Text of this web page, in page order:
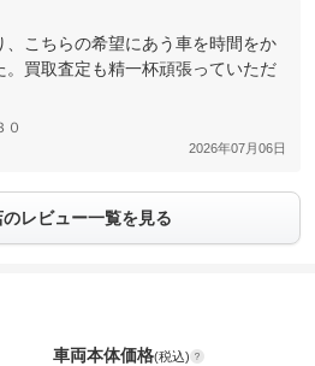
こちらの希望にあう車を時間をか
。買取査定も精一杯頑張っていただ
０
2026年07月06日
レビュー一覧を見る
車両本体価格(税込)